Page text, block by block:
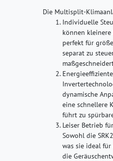
Die Multisplit-
Individuelle
können kleinere
perfekt für
separat zu
dynamische
eine schnellere
führt zu
Leiser Betrieb
Sowohl die
was sie ideal
die